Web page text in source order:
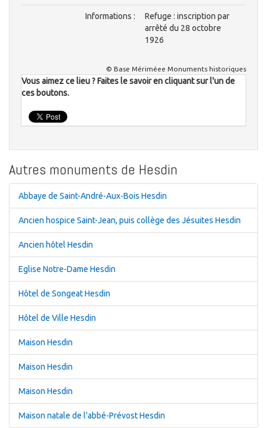
Informations :
Refuge : inscription par
arrêté du 28 octobre
1926
© Base Mériméee Monuments historiques
Vous aimez ce lieu ? Faites le savoir en cliquant sur l'un de
ces boutons.
Autres monuments de Hesdin
Abbaye de Saint-André-Aux-Bois Hesdin
Ancien hospice Saint-Jean, puis collège des Jésuites Hesdin
Ancien hôtel Hesdin
Eglise Notre-Dame Hesdin
Hôtel de Songeat Hesdin
Hôtel de Ville Hesdin
Maison Hesdin
Maison Hesdin
Maison Hesdin
Maison natale de l'abbé-Prévost Hesdin